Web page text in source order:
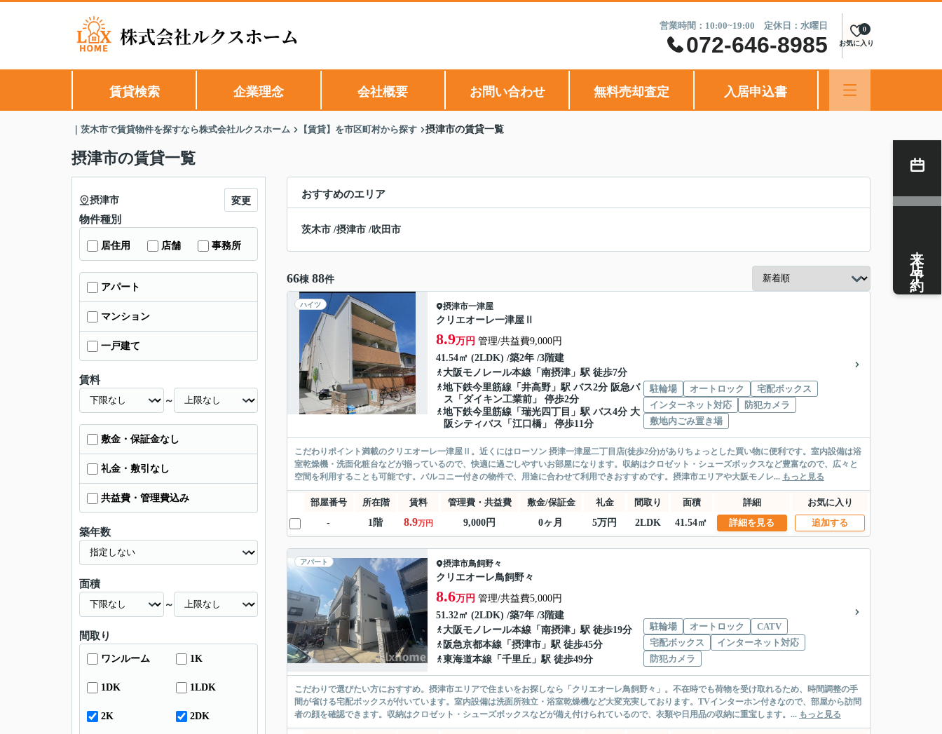
営業時間：10:00~19:00 定休日：水曜日
072-646-8985 お気に入り
0
賃貸検索 企業理念 会社概要 お問い合わせ 無料売却査定 入居申込書
｜茨木市で賃貸物件を探すなら株式会社ルクスホーム 【賃貸】を市区町村から探す 摂津市の賃貸一覧
摂津市の賃貸一覧
おすすめのエリア
茨木市 /摂津市 /吹田市
66棟 88件
ハイツ 摂津市一津屋
クリエオーレ一津屋Ⅱ
8.9万円 管理/共益費9,000円
41.54㎡ (2LDK) /築2年 /3階建
大阪モノレール本線 「 南摂津 」駅 徒歩7分
地下鉄今里筋線 「 井高野 」駅 バス2分 阪急バ
ス「ダイキン工業前」 停歩2分
地下鉄今里筋線 「 瑞光四丁目 」駅 バス4分 大
阪シティバス「江口橋」 停歩11分
駐輪場 オートロック
宅配ボックス
インターネット対応
防犯カメラ
敷地内ごみ置き場
こだわりポイント満載のクリエオーレ一津屋Ⅱ。近くにはローソン 摂津一津屋二丁目店(徒歩2分)がありちょっとした買い物に便利です。室内設備は浴
室乾燥機・洗面化粧台などが揃っているので、快適に過ごしやすいお部屋になります。収納はクロゼット・シューズボックスなど豊富なので、広々と
空間を利用することも可能です。バルコニー付きの物件で、用途に合わせて利用できおすすめです。摂津市エリアや大阪モノレ... もっと見る
部屋番号 所在階 賃料 管理費・共益費 敷金/保証金 礼金 間取り 面積 詳細
お気に入り
-
1階 8.9万円 9,000円 0ヶ月 5万円 2LDK 41.54㎡ 詳細を見る 追加する
アパート 摂津市鳥飼野々
クリエオーレ鳥飼野々
8.6万円 管理/共益費5,000円
51.32㎡ (2LDK) /築7年 /3階建
大阪モノレール本線 「 南摂津 」駅 徒歩19分
阪急京都本線 「 摂津市 」駅 徒歩45分
東海道本線 「 千里丘 」駅 徒歩49分
駐輪場 オートロック
CATV
宅配ボックス
インターネット対応
防犯カメラ
こだわりで選びたい方におすすめ。摂津市エリアで住まいをお探しなら「クリエオーレ鳥飼野々」。不在時でも荷物を受け取れるため、時間調整の手
間が省ける宅配ボックスが付いています。室内設備は洗面所独立・浴室乾燥機など大変充実しております。TVインターホン付きなので、部屋から訪問
者の顔を確認できます。収納はクロゼット・シューズボックスなどが備え付けられているので、衣類や日用品の収納に重宝します。... もっと見る
摂津市 変更
物件種別
居住用 店舗 事務所
アパート
マンション
一戸建て
賃料
～
敷金・保証金なし
礼金・敷引なし
共益費・管理費込み
築年数
面積
～
間取り
ワンルーム 1K
1DK 1LDK
2K 2DK
来店予約